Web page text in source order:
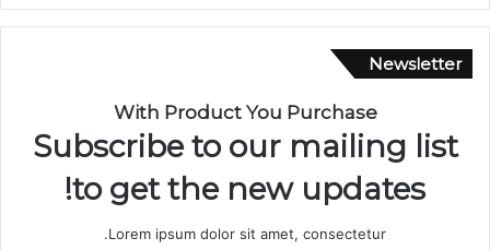
ع
ن
ل
س
ا
ا
Newsletter
With Product You Purchase
Subscribe to our mailing list
to get the new updates!
Lorem ipsum dolor sit amet, consectetur.